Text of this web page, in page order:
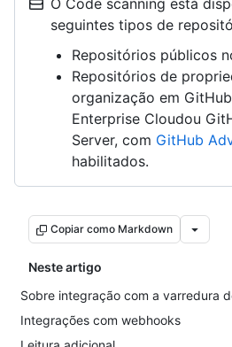
O Code scanning está
seguintes tipos de
Repositórios públicos
Repositórios de
organização em
Enterprise Cloudou
Server, com GitHub
habilitados.
Copiar como Markdown
Neste artigo
Sobre integração com a varredura
Integrações com webhooks